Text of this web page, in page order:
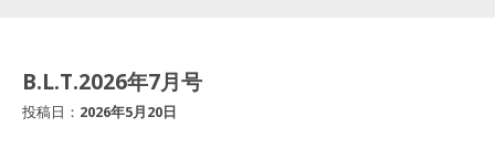
B.L.T.2026年7月号
投稿日： 2026年5月20日